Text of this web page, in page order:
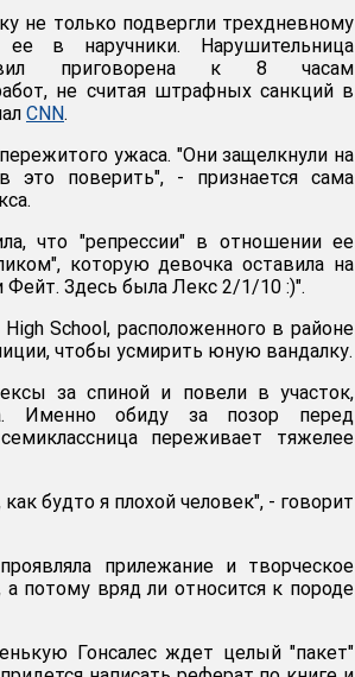
не только подвергли трехдневному
ее в наручники. Нарушительница
приговорена к 8 часам
не считая штрафных санкций в
CNN.
ужаса. "Они защелкнули на
это поверить", - признается сама
что "репрессии" в отношении ее
которую девочка оставила на
Здесь была Лекс 2/1/10 :)".
School, расположенного в районе
чтобы усмирить юную вандалку.
за спиной и повели в участок,
Именно обиду за позор перед
переживает тяжелее
будто я плохой человек", - говорит
прилежание и творческое
потому вряд ли относится к породе
Гонсалес ждет целый "пакет"